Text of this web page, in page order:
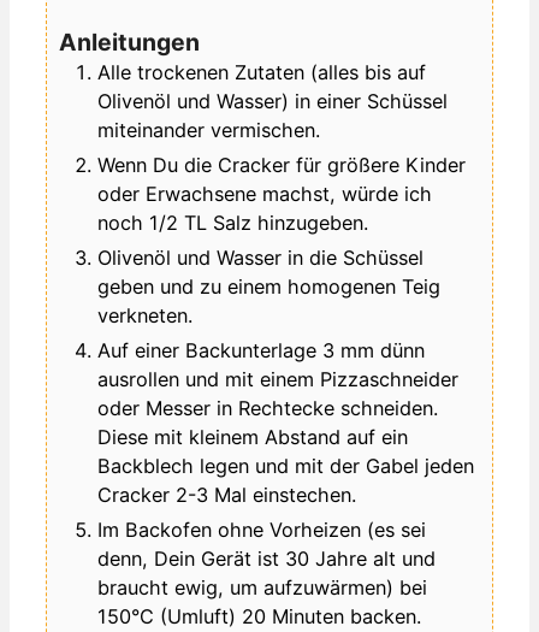
Anleitungen
Alle trockenen Zutaten (alles bis auf
Olivenöl und Wasser) in einer Schüssel
miteinander vermischen.
Wenn Du die Cracker für größere Kinder
oder Erwachsene machst, würde ich
noch 1/2 TL Salz hinzugeben.
Olivenöl und Wasser in die Schüssel
geben und zu einem homogenen Teig
verkneten.
Auf einer Backunterlage 3 mm dünn
ausrollen und mit einem Pizzaschneider
oder Messer in Rechtecke schneiden.
Diese mit kleinem Abstand auf ein
Backblech legen und mit der Gabel jeden
Cracker 2-3 Mal einstechen.
Im Backofen ohne Vorheizen (es sei
denn, Dein Gerät ist 30 Jahre alt und
braucht ewig, um aufzuwärmen) bei
150°C (Umluft) 20 Minuten backen.